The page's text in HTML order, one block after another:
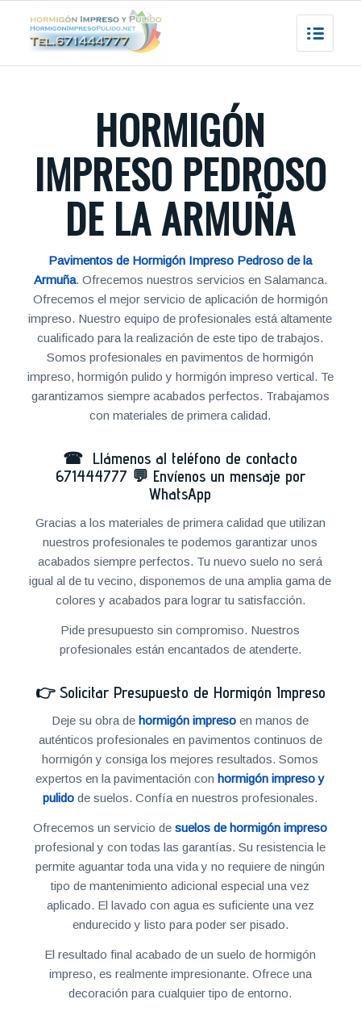
HORMIGÓN
IMPRESO PEDROSO
DE LA ARMUÑA
Pavimentos de Hormigón Impreso Pedroso de la
Armuña. Ofrecemos nuestros servicios en Salamanca.
Ofrecemos el mejor servicio de aplicación de hormigón
impreso. Nuestro equipo de profesionales está altamente
cualificado para la realización de este tipo de trabajos.
Somos profesionales en pavimentos de hormigón
impreso, hormigón pulido y hormigón impreso vertical. Te
garantizamos siempre acabados perfectos. Trabajamos
con materiales de primera calidad.
☎ Llámenos al teléfono de contacto
671444777 💬 Envíenos un mensaje por
WhatsApp
Gracias a los materiales de primera calidad que utilizan
nuestros profesionales te podemos garantizar unos
acabados siempre perfectos. Tu nuevo suelo no será
igual al de tu vecino, disponemos de una amplia gama de
colores y acabados para lograr tu satisfacción.
Pide presupuesto sin compromiso. Nuestros
profesionales están encantados de atenderte.
👉 Solicitar Presupuesto de Hormigón Impreso
Deje su obra dehormigón impreso en manos de
auténticos profesionales en pavimentos continuos de
hormigón y consiga los mejores resultados. Somos
expertos en la pavimentación conhormigón impreso y
pulido de suelos. Confía en nuestros profesionales.
Ofrecemos un servicio desuelos de hormigón impreso
profesional y con todas las garantías. Su resistencia le
permite aguantar toda una vida y no requiere de ningún
tipo de mantenimiento adicional especial una vez
aplicado. El lavado con agua es suficiente una vez
endurecido y listo para poder ser pisado.
El resultado final acabado de un suelo de hormigón
impreso, es realmente impresionante. Ofrece una
decoración para cualquier tipo de entorno.